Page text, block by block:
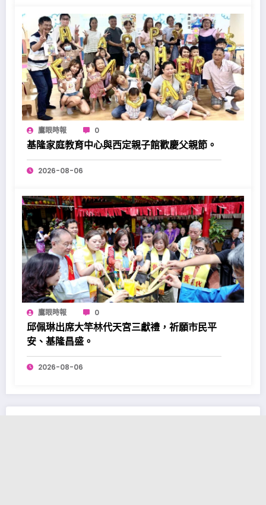
鷹眼時報 0
基隆家庭教育中心與西定親子館歡慶父親節。
2026-08-06
鷹眼時報 0
邱佩琳出席大竿林代天宮三獻禮，祈願市民平
安、基隆昌盛。
2026-08-06